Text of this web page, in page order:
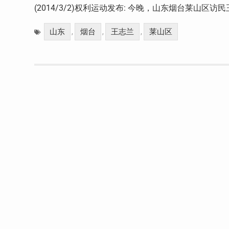
(2014/3/2)权利运动发布: 今晚，山东烟台莱山区访民
山东 , 烟台 , 王志兰 , 莱山区